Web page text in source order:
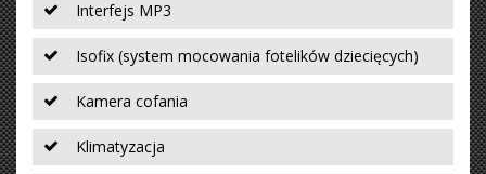
Interfejs MP3
Isofix (system mocowania fotelików dziecięcych)
Kamera cofania
Klimatyzacja